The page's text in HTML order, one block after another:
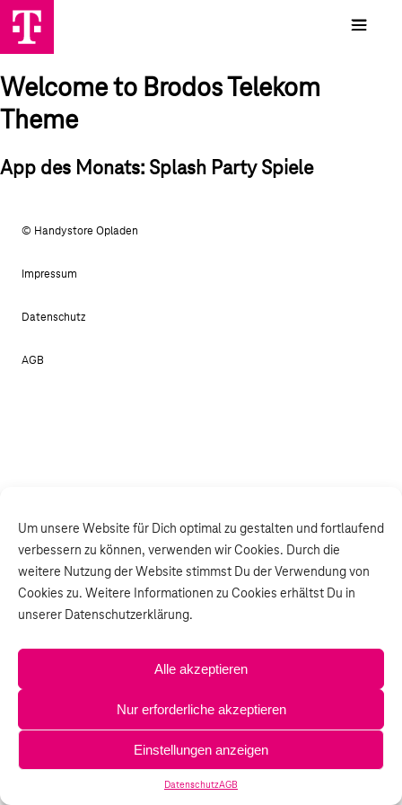
Um unsere Website für Dich optimal zu gestalten und fortlaufend
verbessern zu können, verwenden wir Cookies. Durch die
weitere Nutzung der Website stimmst Du der Verwendung von
Cookies zu. Weitere Informationen zu Cookies erhältst Du in
unserer Datenschutzerklärung.
Alle akzeptieren
Nur erforderliche akzeptieren
Einstellungen anzeigen
DatenschutzAGB
Welcome to Brodos Telekom
Theme
App des Monats: Splash Party Spiele
© Handystore Opladen
Impressum
Datenschutz
AGB